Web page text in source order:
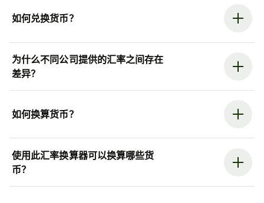
如何兑换货币？
为什么不同公司提供的汇率之间存在
差异？
如何换算货币？
使用此汇率换算器可以换算哪些货
币？